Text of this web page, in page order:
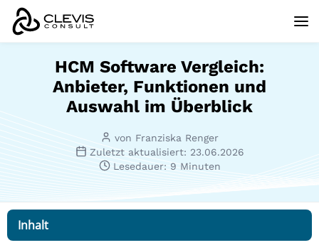
HCM Software Vergleich:
Anbieter, Funktionen und
Auswahl im Überblick
von Franziska Renger
Zuletzt aktualisiert: 23.06.2026
Lesedauer: 9 Minuten
Inhalt